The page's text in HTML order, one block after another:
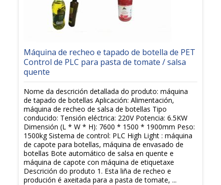
Máquina de recheo e tapado de botella de PET
Control de PLC para pasta de tomate / salsa
quente
Nome da descrición detallada do produto: máquina
de tapado de botellas Aplicación: Alimentación,
máquina de recheo de salsa de botellas Tipo
conducido: Tensión eléctrica: 220V Potencia: 6.5KW
Dimensión (L * W * H): 7600 * 1500 * 1900mm Peso:
1500kg Sistema de control: PLC High Light : máquina
de capote para botellas, máquina de envasado de
botellas Bote automático de salsa en quente e
máquina de capote con máquina de etiquetaxe
Descrición do produto 1. Esta liña de recheo e
produción é axeitada para a pasta de tomate, ...